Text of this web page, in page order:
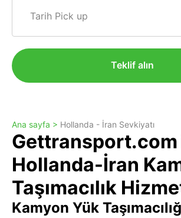
Tarih Pick up
Teklif alın
Ana sayfa > Hollanda - İran Sevkiyatı
Gettransport.com
Hollanda-İran
Taşımacılık
Kamyon Yük